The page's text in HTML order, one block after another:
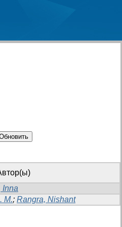
Inna
M.; Rangra, Nishant